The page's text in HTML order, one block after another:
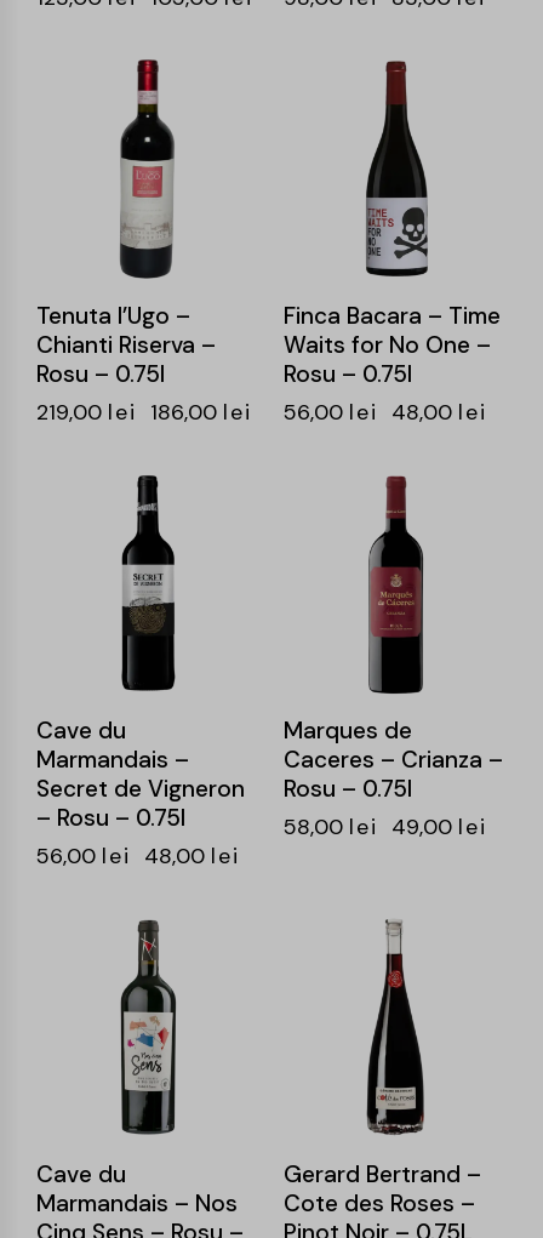
Tenuta l’Ugo –
Chianti Riserva –
Rosu – 0.75l
219,00 lei 186,00 lei
Finca Bacara – Time
Waits for No One –
Rosu – 0.75l
56,00 lei 48,00 lei
Cave du
Marmandais –
Secret de Vigneron
– Rosu – 0.75l
56,00 lei 48,00 lei
Marques de
Caceres – Crianza –
Rosu – 0.75l
58,00 lei 49,00 lei
Cave du
Marmandais – Nos
Gerard Bertrand –
Cote des Roses –